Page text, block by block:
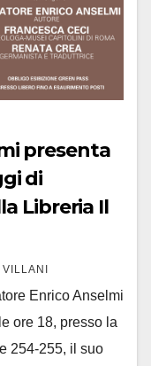
presenta
di
Libreria Il
VILLANI
Enrico Anselmi
ore 18, presso la
254-255, il suo